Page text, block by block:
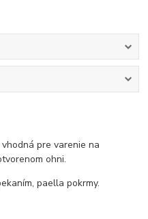
pre varenie na
ohni.
paella pokrmy.